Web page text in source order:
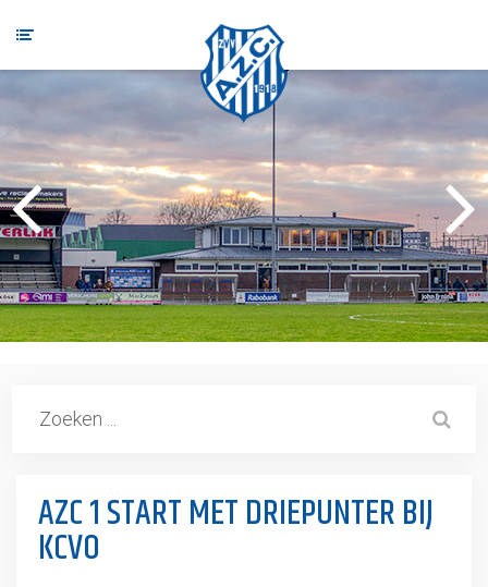
AZC 1 START MET DRIEPUNTER BIJ
KCVO